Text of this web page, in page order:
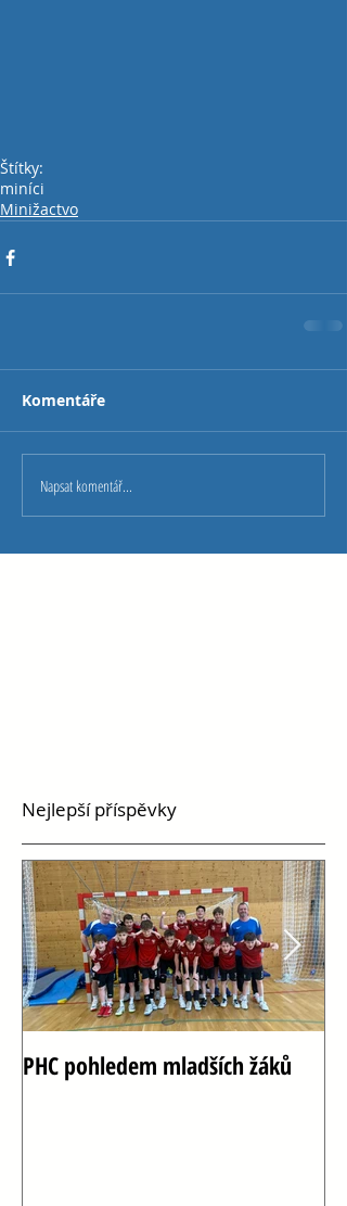
Štítky:
miníci
Minižactvo
Komentáře
Napsat komentář...
Nejlepší příspěvky
PHC pohledem mladších žáků